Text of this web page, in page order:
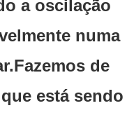
a oscilação
numa
de
está sendo